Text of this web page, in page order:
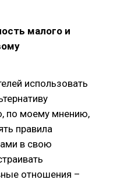
малого и
использовать
по моему мнению,
правила
в свою
отношения –